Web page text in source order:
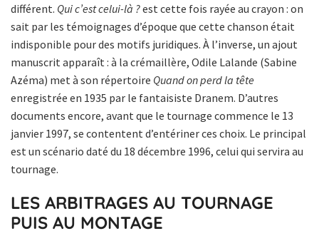
différent. Qui c’est celui-là ?est cette fois rayée au crayon : on
sait par les témoignages d’époque que cette chanson était
indisponible pour des motifs juridiques. À l’inverse, un ajout
manuscrit apparaît : à la crémaillère, Odile Lalande (Sabine
Azéma) met à son répertoire Quand on perd la tête
enregistrée en 1935 par le fantaisiste Dranem. D’autres
documents encore, avant que le tournage commence le 13
janvier 1997, se contentent d’entériner ces choix. Le principal
est un scénario daté du 18 décembre 1996, celui qui servira au
tournage.
LES ARBITRAGES AU TOURNAGE
PUIS AU MONTAGE